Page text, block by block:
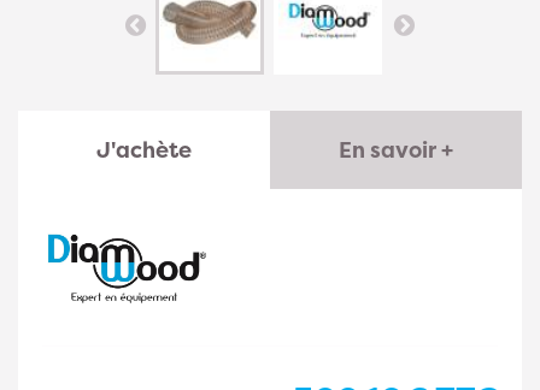
J'achète En savoir +